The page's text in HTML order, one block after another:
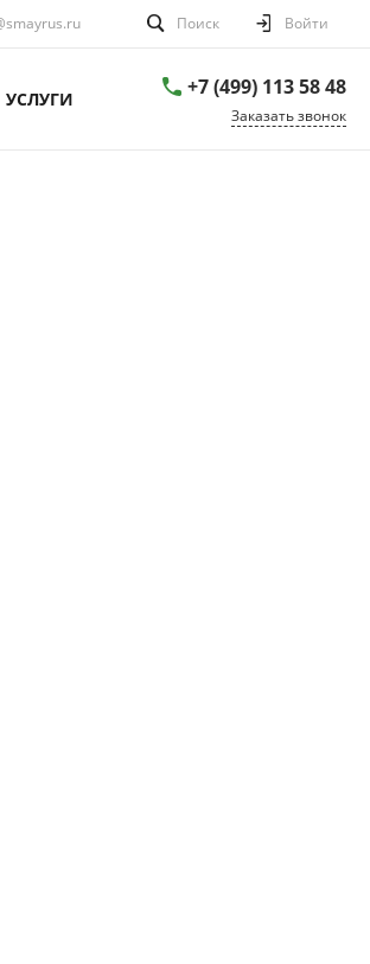
Поиск Войти
УСЛУГИ +7 (499) 113 58 48
Заказать звонок